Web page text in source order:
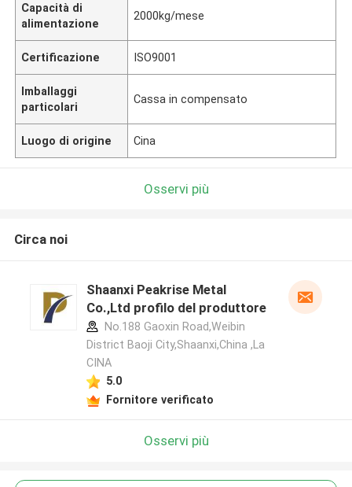
Capacità di
alimentazione
2000kg/mese
Certificazione ISO9001
Imballaggi
particolari
Cassa in compensato
Luogo di origine Cina
Osservi più
Circa noi
Shaanxi Peakrise Metal
Co.,Ltd profilo del produttore
No.188 Gaoxin Road,Weibin
District Baoji City,Shaanxi,China ,La
CINA
5.0
Fornitore verificato
Osservi più